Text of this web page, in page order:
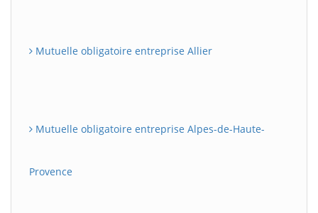
Mutuelle obligatoire entreprise Allier
Mutuelle obligatoire entreprise Alpes-de-Haute-
Provence